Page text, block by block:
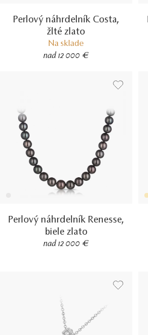
Perlový náhrdelník Costa,
žlté zlato
Na sklade
nad 12 000 €
Perlový náhrdelník Renesse,
biele zlato
nad 12 000 €